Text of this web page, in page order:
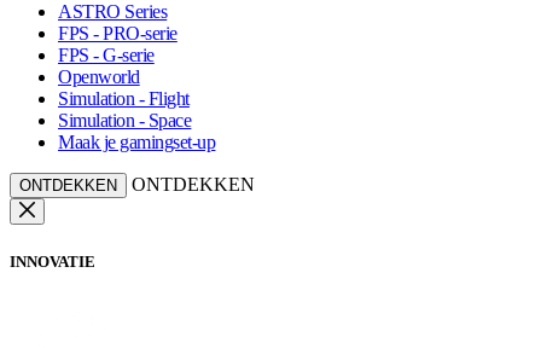
ASTRO Series
FPS - PRO-serie
FPS - G-serie
Openworld
Simulation - Flight
Simulation - Space
Maak je gamingset-up
ONTDEKKEN ONTDEKKEN
INNOVATIE